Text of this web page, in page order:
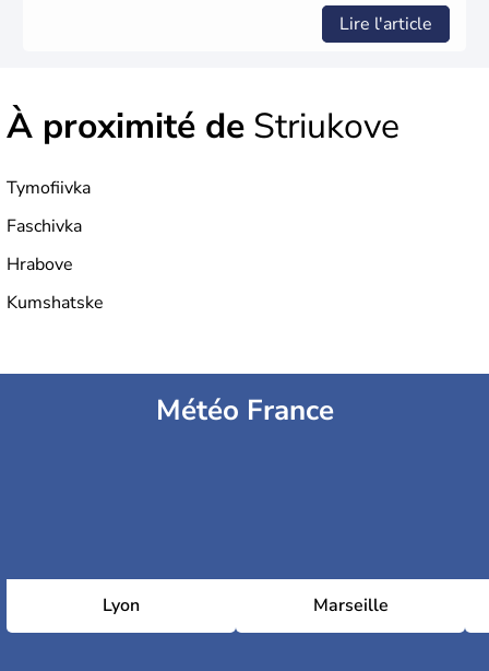
Lire l'article
À proximité de Striukove
Tymofiivka
Faschivka
Hrabove
Kumshatske
Météo France
Lyon Marseille